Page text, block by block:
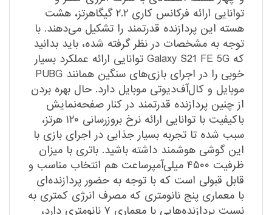
توانایی ارائه فرکانس کاری ۲.۲ گیگاهرتز، هشت
هسته این پردازنده قدرتمند را تشکیل می‌دهند. با
توجه به مشخصات در نظر گرفته شده، باید بدانید
که Galaxy S21 FE 5G توانایی ارائه عملکرد بسیار
خوبی را در اجرای بازی‌های سنگین همانند PUBG
موبایل و کال‌آف‌دیوتی‌ موبایل دارد. حال بهره بردن
از چنین پردازنده قدرتمند در کنار صفحه‌نمایش
با‌کیفیت با توانایی ارائه نرخ بروزرسانی ۱۲۰ هرتز،
سبب شده تا تجربه بسیار جذابی در اجرای بازی با
این گوشی هوشمند داشته باشید. باتری با میزان
ظرفیت ۴۵۰۰ میلی‌آمپر‌ساعت هم انتخاب مناسب و
قابل قبولی است که با توجه به حضور پردازنده‌ای
با معماری پنج نانومتری که مصرف انرژی کمتری به
نسبت پردازنده‌هایی با معماری ۷ نانومتری دارد،